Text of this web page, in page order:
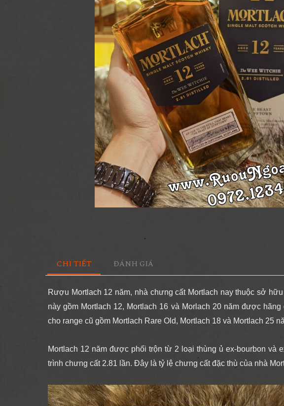
CHI TIẾT ĐÁNH GIÁ
Rượu Mortlach 12 năm, nhà chưng cất Mortlach nay thuộc sở
này gồm Mortlach 12, Mortlach 16 và Morlach 20 năm được
cho range cũ gồm Mortlach Rare Old, Mortlach 18 và Mortlach 25
Mortlach 12 năm được phối trộn từ 2 loại thùng ủ ex-bourbon và
trình chưng cất 2.81 lần. Đây là tỷ lệ chưng cất đặc thù của nhà